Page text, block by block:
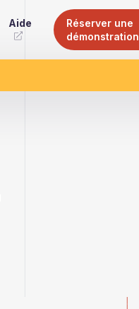
Aide
Réserver une
démonstration